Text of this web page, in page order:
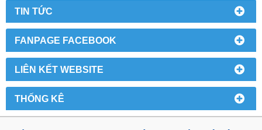
TIN TỨC
FANPAGE FACEBOOK
LIÊN KẾT WEBSITE
THỐNG KÊ